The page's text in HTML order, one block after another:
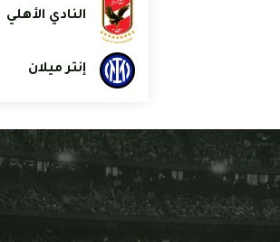
النادي الأهلي
إنتر ميلان